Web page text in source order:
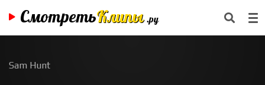
СмотретьКлипы .ру
Sam Hunt